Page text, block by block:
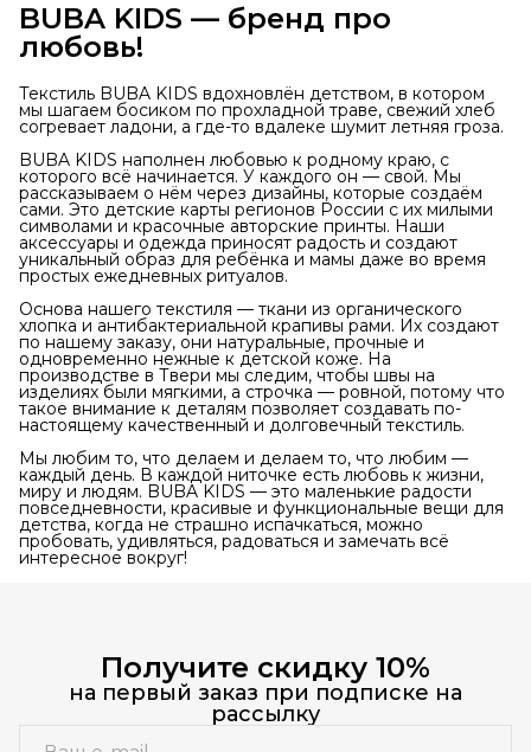
BUBA KIDS — бренд про
любовь!
Текстиль BUBA KIDS вдохновлён детством, в котором
мы шагаем босиком по прохладной траве, свежий хлеб
согревает ладони, а где-то вдалеке шумит летняя гроза.
BUBA KIDS наполнен любовью к родному краю, с
которого всё начинается. У каждого он — свой. Мы
рассказываем о нём через дизайны, которые создаём
сами. Это детские карты регионов России с их милыми
символами и красочные авторские принты. Наши
аксессуары и одежда приносят радость и создают
уникальный образ для ребёнка и мамы даже во время
простых ежедневных ритуалов.
Основа нашего текстиля — ткани из органического
хлопка и антибактериальной крапивы рами. Их создают
по нашему заказу, они натуральные, прочные и
одновременно нежные к детской коже. На
производстве в Твери мы следим, чтобы швы на
изделиях были мягкими, а строчка — ровной, потому что
такое внимание к деталям позволяет создавать по-
настоящему качественный и долговечный текстиль.
Мы любим то, что делаем и делаем то, что любим —
каждый день. В каждой ниточке есть любовь к жизни,
миру и людям. BUBA KIDS — это маленькие радости
повседневности, красивые и функциональные вещи для
детства, когда не страшно испачкаться, можно
пробовать, удивляться, радоваться и замечать всё
интересное вокруг!
Получите скидку 10%
на первый заказ при подписке на
рассылку